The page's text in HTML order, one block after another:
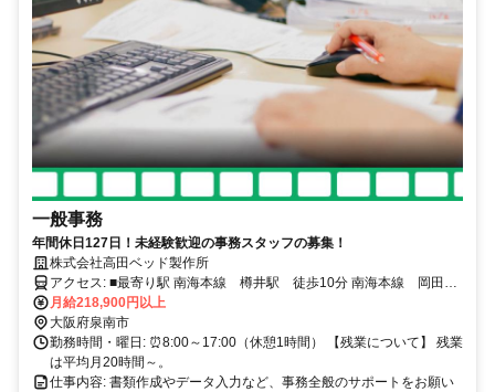
一般事務
年間休日127日！未経験歓迎の事務スタッフの募集！
株式会社高田ベッド製作所
アクセス: ■最寄り駅 南海本線 樽井駅 徒歩10分 南海本線 岡田浦
駅 徒歩10分
月給218,900円以上
大阪府泉南市
勤務時間・曜日: ⏰8:00～17:00（休憩1時間） 【残業について】 残業
は平均月20時間～。
仕事内容: 書類作成やデータ入力など、事務全般のサポートをお願い